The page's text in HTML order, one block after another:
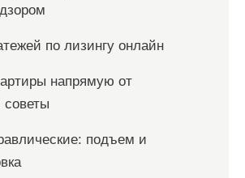
по лизингу онлайн
напрямую от
советы
подъем и